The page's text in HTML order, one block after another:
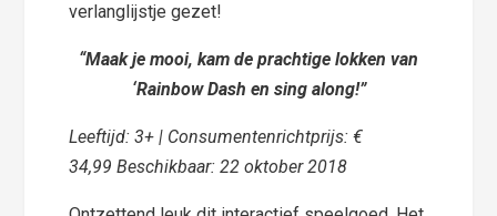
verlanglijstje gezet!
“Maak je mooi, kam de prachtige lokken van
‘Rainbow Dash en sing along!”
Leeftijd: 3+ | Consumentenrichtprijs: €
34,99 Beschikbaar: 22 oktober 2018